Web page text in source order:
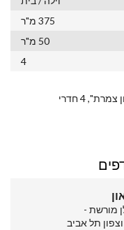
375 מ"ר
50 מ"ר
4
בית פרטי הממוקם ברחוב שקט בשכונת "שיכון צמרת", 4 חדרי
מורשת -
תל אביב